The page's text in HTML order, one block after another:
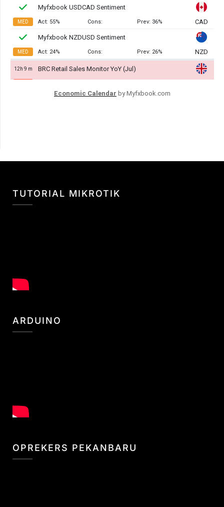
Economic Calendar by Myfxbook.com
TUTORIAL MIKROTIK
ARDUINO
OPREKERS PEKANBARU